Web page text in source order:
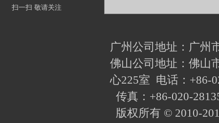
扫一扫 敬请关注
广州公司地址：广
佛山公司地址：佛山
心225室 电话：
传真：+86-020-
版权所有 © 2010-